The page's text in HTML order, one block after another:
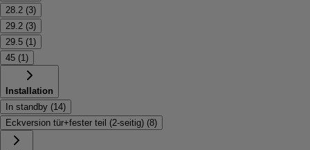
28.2 (3)
29.2 (3)
29.5 (1)
45 (1)
Installation
In standby (14)
Eckversion tür+fester teil (2-seitig) (8)